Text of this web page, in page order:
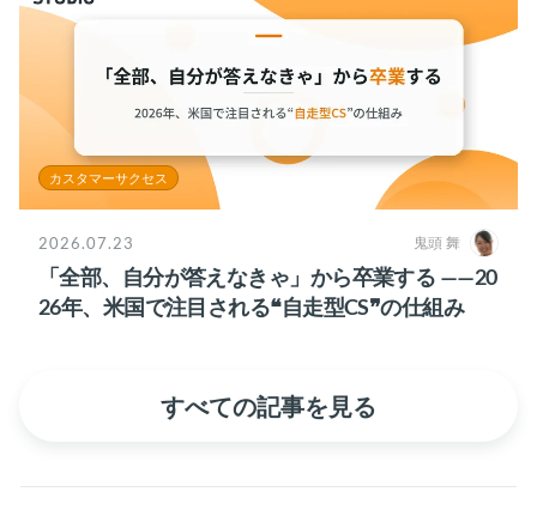
カスタマーサクセス
2026.07.23 鬼頭 舞
「全部、自分が答えなきゃ」から卒業する ——20
26年、米国で注目される❝自走型CS❞の仕組み
すべての記事を見る